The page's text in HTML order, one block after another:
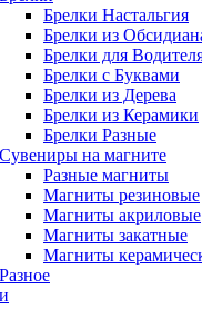
Брелки Настальгия
Брелки из
Брелки для
Брелки с Буквами
Брелки из Дерева
Брелки из Керамики
Брелки Разные
Сувениры на магните
Разные магниты
Магниты резиновые
Магниты акриловые
Магниты закатные
Магниты
Разное